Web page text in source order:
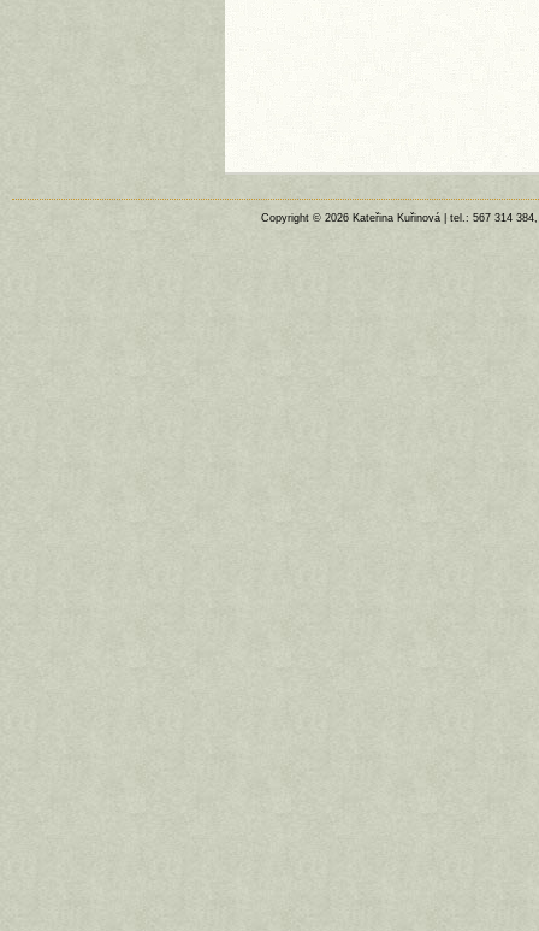
Copyright © 2026 Kateřina Kuřinová | tel.: 567 314